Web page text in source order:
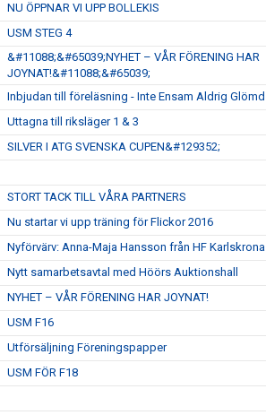
NU ÖPPNAR VI UPP BOLLEKIS
USM STEG 4
&#11088;&#65039;NYHET – VÅR FÖRENING HAR
JOYNAT!&#11088;&#65039;
Inbjudan till föreläsning - Inte Ensam Aldrig Glömd
Uttagna till riksläger 1 & 3
SILVER I ATG SVENSKA CUPEN&#129352;
STORT TACK TILL VÅRA PARTNERS
Nu startar vi upp träning för Flickor 2016
Nyförvärv: Anna-Maja Hansson från HF Karlskrona
Nytt samarbetsavtal med Höörs Auktionshall
NYHET – VÅR FÖRENING HAR JOYNAT!
USM F16
Utförsäljning Föreningspapper
USM FÖR F18